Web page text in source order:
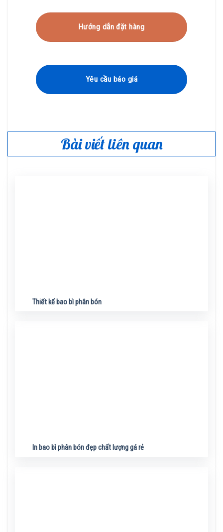
Hướng dẫn đặt hàng
Yêu cầu báo giá
Bài viết liên quan
Thiết kế bao bì phân bón
In bao bì phân bón đẹp chất lượng gá rẻ